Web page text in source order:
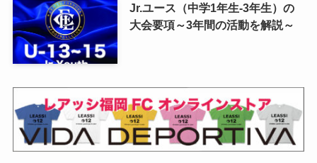
Jr.ユース（中学1年生-3年生）の
大会要項～3年間の活動を解説～